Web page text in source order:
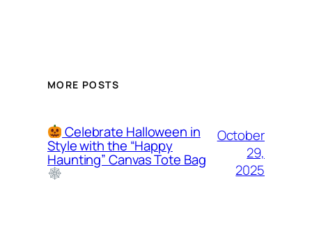
MORE POSTS
Celebrate Halloween in
Style with the “Happy
Haunting” Canvas Tote Bag
October
29,
2025